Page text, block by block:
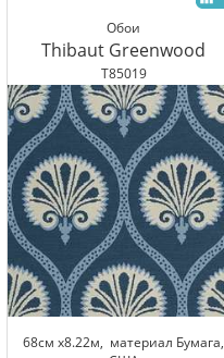
Обои
Thibaut Greenwood
T85019
68см x8.22м, материал Бумага,